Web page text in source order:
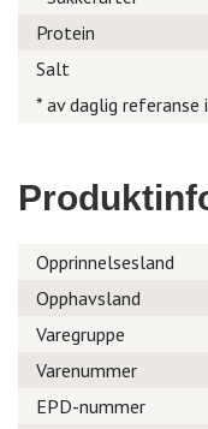
Protein
Salt
* av daglig referanse
Opprinnelsesland
Opphavsland
Varegruppe
Varenummer
EPD-nummer